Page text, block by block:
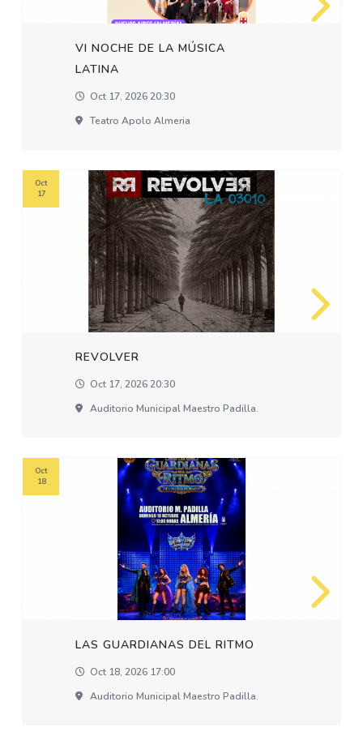
VI NOCHE DE LA MÚSICA
LATINA
Oct 17, 2026 20:30
Teatro Apolo Almeria
REVOLVER
Oct 17, 2026 20:30
Auditorio Municipal Maestro Padilla.
Oct
17
LAS GUARDIANAS DEL RITMO
Oct 18, 2026 17:00
Auditorio Municipal Maestro Padilla.
Oct
18